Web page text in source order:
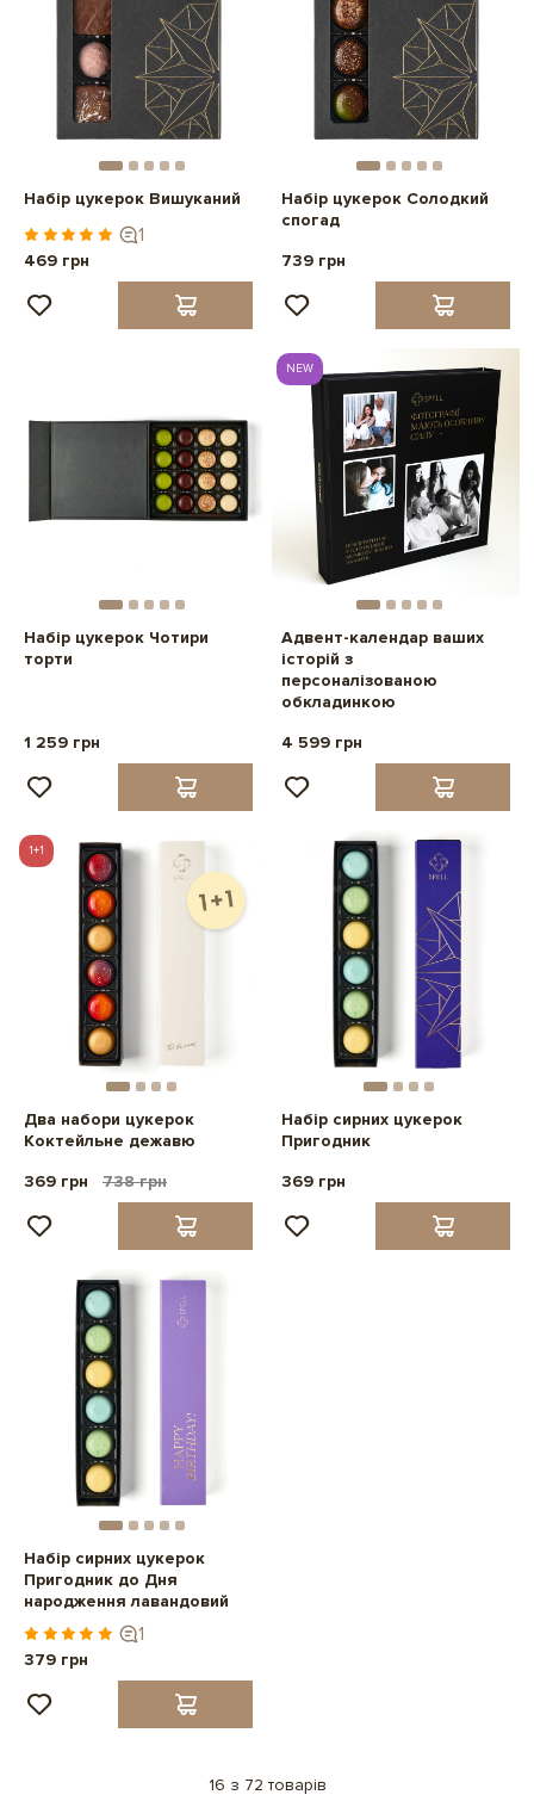
Набір цукерок Вишуканий
1
469 грн
Набір цукерок Солодкий
спогад
739 грн
Набір цукерок Чотири
торти
1 259 грн
NEW
Адвент-календар ваших
історій з
персоналізованою
обкладинкою
4 599 грн
1+1
Два набори цукерок
Коктейльне дежавю
369 грн
738 грн
Набір сирних цукерок
Пригодник
369 грн
Набір сирних цукерок
Пригодник до Дня
народження лавандовий
1
379 грн
16 з 72 товарів